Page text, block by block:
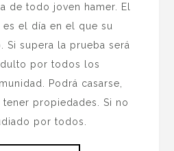
de todo joven hamer. El
es el día en el que su
Si supera la prueba será
por todos los
Podrá casarse,
propiedades. Si no
por todos.